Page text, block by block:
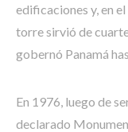
edificaciones y, en
torre sirvió de
gobernó Panamá
En 1976, luego de
declarado